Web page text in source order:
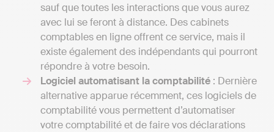
sauf que toutes les interactions que vous aurez
avec lui se feront à distance. Des cabinets
comptables en ligne offrent ce service, mais il
existe également des indépendants qui pourront
répondre à votre besoin.
Logiciel automatisant la comptabilité : Dernière
alternative apparue récemment, ces logiciels de
comptabilité vous permettent d’automatiser
votre comptabilité et de faire vos déclarations